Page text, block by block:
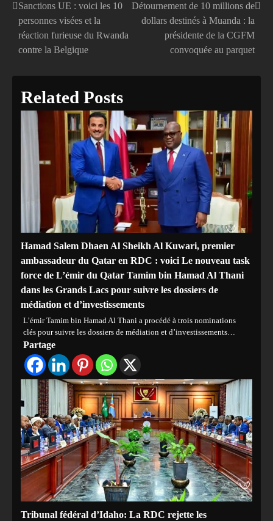
Navigation
de
l’article
Sanctions UE : voici les 10
personnes visées et la
réaction furieuse du Rwanda
contre la Belgique
Détournement de 10 millions de
dollars destinés à Muanda : la
présidente de la CGFM
convoquée au parquet
Related Posts
Hamad Salem Dhaen Al Sheikh Al Kuwari, premier
ambassadeur du Qatar en RDC : voici Le nouveau task
force de L’émir du Qatar Tamim bin Hamad Al Thani
dans les Grands Lacs pour suivre les dossiers de
médiation et d’investissements
L’émir Tamim bin Hamad Al Thani a procédé à trois nominations
clés pour suivre les dossiers de médiation et d’investissements…
Partage
Tribunal fédéral d’Idaho: La RDC rejette les